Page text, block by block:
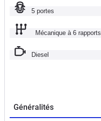
5 portes
Mécanique à 6 rapports
Diesel
Généralités